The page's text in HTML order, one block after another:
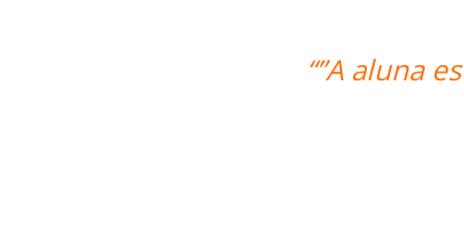
o curso e também gostou